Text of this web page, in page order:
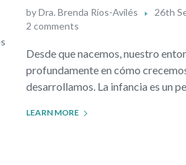
byDra. Brenda Ríos-Avilés
26th
2 comments
Desde que nacemos, nuestro
profundamente en cómo
desarrollamos. La infancia es un
LEARN MORE